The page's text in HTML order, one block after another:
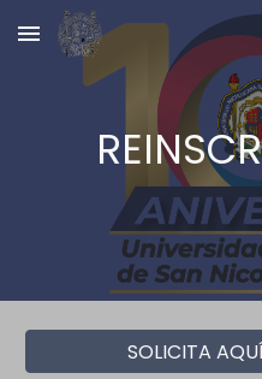
Skip to main content
SOLICITA